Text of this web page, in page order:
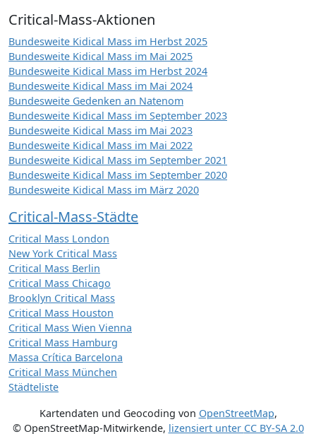
Critical-Mass-Aktionen
Bundesweite Kidical Mass im Herbst 2025
Bundesweite Kidical Mass im Mai 2025
Bundesweite Kidical Mass im Herbst 2024
Bundesweite Kidical Mass im Mai 2024
Bundesweite Gedenken an Natenom
Bundesweite Kidical Mass im September 2023
Bundesweite Kidical Mass im Mai 2023
Bundesweite Kidical Mass im Mai 2022
Bundesweite Kidical Mass im September 2021
Bundesweite Kidical Mass im September 2020
Bundesweite Kidical Mass im März 2020
Critical-Mass-Städte
Critical Mass London
New York Critical Mass
Critical Mass Berlin
Critical Mass Chicago
Brooklyn Critical Mass
Critical Mass Houston
Critical Mass Wien Vienna
Critical Mass Hamburg
Massa Crítica Barcelona
Critical Mass München
Städteliste
Kartendaten und Geocoding von OpenStreetMap,
© OpenStreetMap-Mitwirkende, lizensiert unter CC BY-SA 2.0